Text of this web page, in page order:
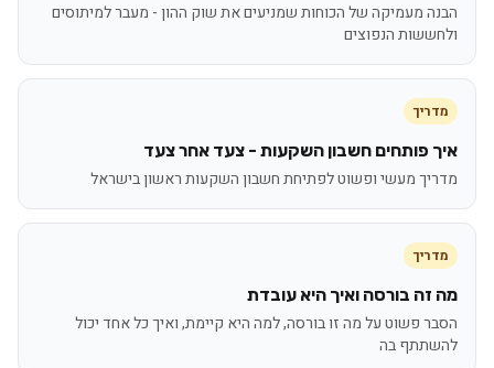
הבנה מעמיקה של הכוחות שמניעים את שוק ההון - מעבר למיתוסים
ולחששות הנפוצים
מדריך
איך פותחים חשבון השקעות - צעד אחר צעד
מדריך מעשי ופשוט לפתיחת חשבון השקעות ראשון בישראל
מדריך
מה זה בורסה ואיך היא עובדת
הסבר פשוט על מה זו בורסה, למה היא קיימת, ואיך כל אחד יכול
להשתתף בה